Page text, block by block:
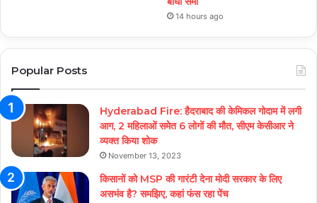
14 hours ago
Popular Posts
Hyderabad Fire: हैदराबाद की केमिकल गोदाम में लगी
आग, 2 महिलाओं समेत 6 लोगों की मौत, सीएम केसीआर ने
व्यक्त किया शोक
November 13, 2023
किसानों को MSP की गारंटी देना मोदी सरकार के लिए
असभंव है? समझिए, कहां फंस रहा पेंच